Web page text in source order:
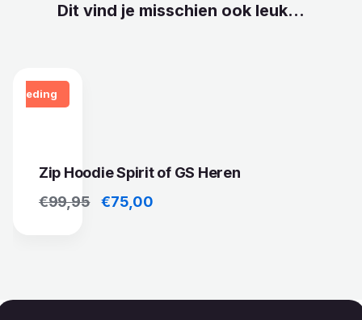
Dit vind je misschien ook leuk...
Zip Hoodie Spirit of GS Heren
€99,95 Oorspronkelijke prijs was: €99,95.
€75,00Huidige prijs is: €75,00.